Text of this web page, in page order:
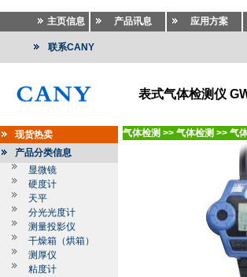
主页信息 产品讯息 应用方案
联系CANY
表式气体检测仪
现货热卖
产品分类信息
显微镜
硬度计
天平
分光光度计
测量投影仪
干燥箱（烘箱）
测厚仪
粘度计
气体检测 >> 气体检测 >> 气